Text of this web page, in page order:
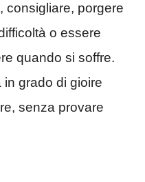
consigliare, porgere
o essere
quando si soffre.
grado di gioire
senza provare